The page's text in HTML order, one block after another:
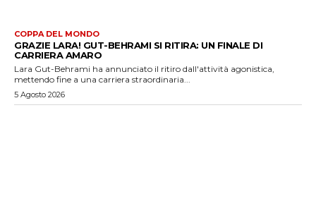
COPPA DEL MONDO
GRAZIE LARA! GUT-BEHRAMI SI RITIRA: UN FINALE DI
CARRIERA AMARO
Lara Gut-Behrami ha annunciato il ritiro dall'attività agonistica,
mettendo fine a una carriera straordinaria...
5 Agosto 2026